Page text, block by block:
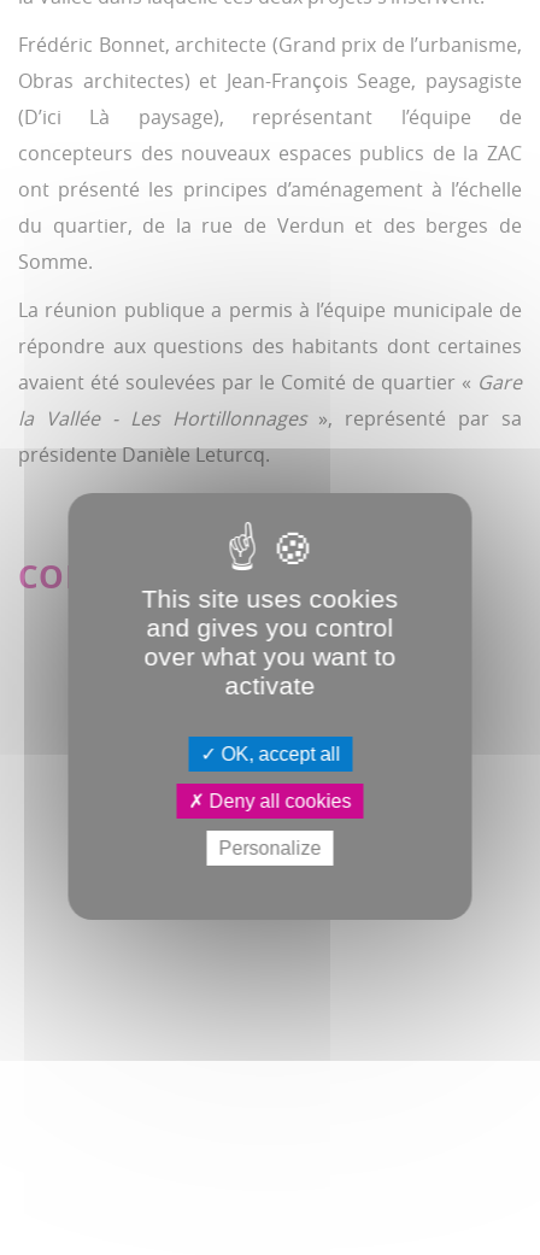
Frédéric Bonnet, architecte (Grand prix de l’urbanisme,
Obras architectes) et Jean-François Seage, paysagiste
(D’ici Là paysage), représentant l’équipe de
concepteurs des nouveaux espaces publics de la ZAC
ont présenté les principes d’aménagement à l’échelle
du quartier, de la rue de Verdun et des berges de
Somme.
La réunion publique a permis à l’équipe municipale de
répondre aux questions des habitants dont certaines
avaient été soulevées par le Comité de quartier « Gare
la Vallée - Les Hortillonnages», représenté par sa
présidente Danièle Leturcq.
COMMUNIQUÉ DE PRESSE
This site uses cookies
and gives you control
over what you want to
activate
OK, accept all
Deny all cookies
Personalize